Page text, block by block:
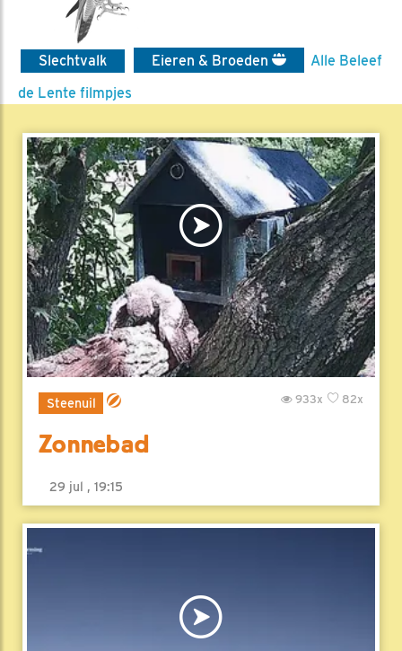
Slechtvalk Eieren & Broeden
Alle Beleef
de Lente filmpjes
Steenuil 82x
933x
Zonnebad
29 jul , 19:15